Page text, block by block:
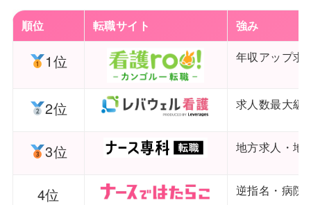
順位 転職サイト 強み
1位 年収アップ求
2位 求人数最大級
3位 地方求人・地
4位 逆指名・病院